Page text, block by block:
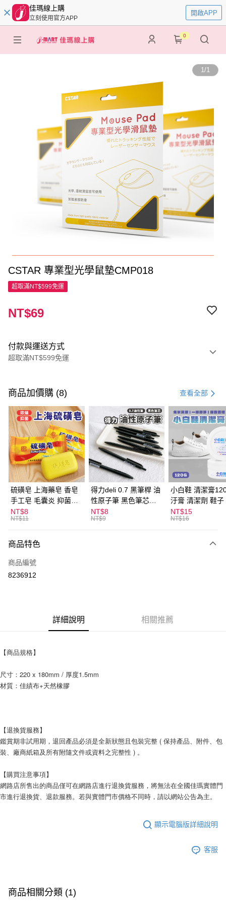
佳瑪線上購
立刻使用官方APP
開啟APP
0
1/1
CSTAR 專業型光學鼠墊CMP018
超取滿NT$599免運
NT$69
付款與運送方式
超取滿NT$599免運
信用卡一次付款
超商取貨付款
LINE Pay
Apple Pay
街口支付
悠遊付
ATM付款
全家取貨付款
每筆NT$60，滿NT$599(含以上)免運費
付款後全家取貨
每筆NT$60，滿NT$599(含以上)免運費
每筆NT$60，滿NT$599(含以上)免運費
宅配
每筆NT$120，滿NT$1,999(含以上)免運費
商品加價購 (8) 查看全部
硫磺皂 上海藥皂 香皂
手工皂 毛囊炎 抑菌除
蟎 清潔護膚 去油去痘
寵物皮膚病 狗狗貓咪
NT$8
NT$11
得力deli 0.7 黑筆桿 油
性原子筆 黑色筆芯
S304
NT$8
NT$9
小白鞋 清潔膏
汙膏 清潔劑 鞋子
漬 白皮鞋 鞋油
NT$15
NT$16
商品特色
商品編號
8236912
詳細說明 相關推薦
【商品規格】
尺寸：220 x 180mm / 厚度1.5mm
材質：佳績布+天然橡膠
【退換貨服務】
鑑賞期非試用期，退回產品必須是全新狀態且包裝完整 ( 保持產品、附件、包
裝、廠商紙箱及所有附隨文件或資料之完整性 ) 。
【購買注意事項】
網路店所售出的商品僅可在網路店進行退換貨服務，將無法在全國佳瑪實體門
市進行退換貨、退款服務。若與實體門市價格不同時，請以網站公告為主。
顯示電腦版詳細說明
客服
商品相關分類 (1)